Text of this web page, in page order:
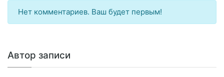
Нет комментариев. Ваш будет первым!
Автор записи